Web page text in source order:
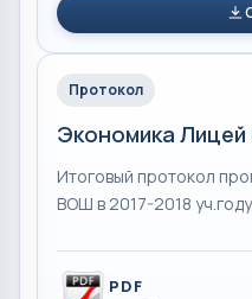
Протокол
Экономика
Итоговый протокол
ВОШ в 2017-2018 уч.году
PDF